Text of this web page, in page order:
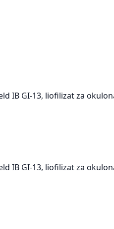
IB GI-13, liofilizat za
IB GI-13, liofilizat za